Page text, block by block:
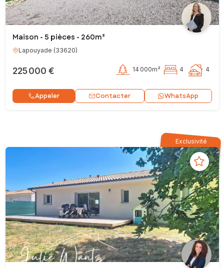
Maison - 5 pièces - 260m²
Lapouyade (33620)
225 000 € 14 000m² 4 4
Appeler Contacter WhatsApp
Exclusivité